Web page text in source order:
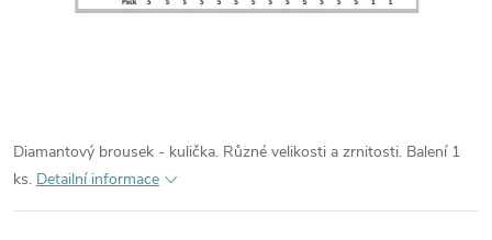
Diamantový brousek - kulička. Různé velikosti a zrnitosti. Balení 1
ks. Detailní informace